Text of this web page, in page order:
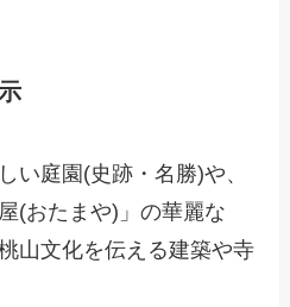
い庭園(史跡・名勝)や、
(おたまや)」の華麗な
山文化を伝える建築や寺